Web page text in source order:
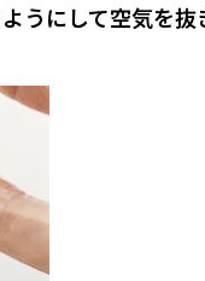
うにして空気を抜